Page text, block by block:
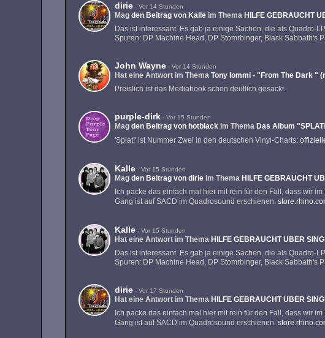
dirie -Vor 14 Stunden
Magden Beitrag von Kalle im Thema HILFE GEBRAUCHT
Das ist interessant. Es gab ja einige Sachen, die als Quadro-
Spuren: DP Machine Head, DP Stomrbinger, Black Sabbath's
John Wayne -Vor 14 Stunden
Hat eine Antwort im ThemaTony Iommi - "From The Dark "
Preislich ist das Mediabook schon deutlich gesackt.
purple-dirk -Vor 15 Stunden
Magden Beitrag von hotblack im Thema Das Album
'Splat!' ist Nummer Zwei in den deutschen Vinyl-Charts:
Kalle -Vor 15 Stunden
Magden Beitrag vondirie im Thema HILFE GEBRAUCHT
Ich packe das einfach mal hier mit rein für den Fall, dass wir
Gang ist auf SACD im Quadrosound erschienen.
Kalle -Vor 15 Stunden
Hat eine Antwort im Thema HILFE GEBRAUCHT UBER
Das ist interessant. Es gab ja einige Sachen, die als Quadro-
Spuren: DP Machine Head, DP Stomrbinger, Black Sabbath's
dirie -Vor 17 Stunden
Hat eine Antwort im Thema HILFE GEBRAUCHT UBER
Ich packe das einfach mal hier mit rein für den Fall, dass wir
Gang ist auf SACD im Quadrosound erschienen.